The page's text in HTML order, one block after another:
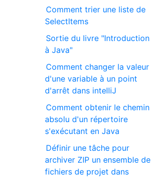
Comment trier une liste de
SelectItems
Sortie du livre "Introduction
à Java"
Comment changer la valeur
d'une variable à un point
d'arrêt dans intelliJ
Comment obtenir le chemin
absolu d'un répertoire
s'exécutant en Java
Définir une tâche pour
archiver ZIP un ensemble de
fichiers de projet dans